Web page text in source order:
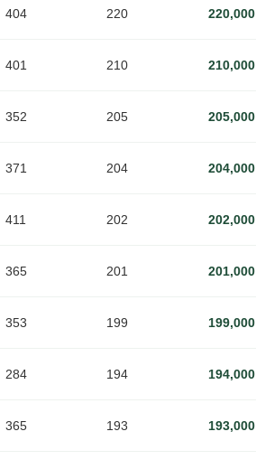
404 220 220,000
401 210 210,000
352 205 205,000
371 204 204,000
411 202 202,000
365 201 201,000
353 199 199,000
284 194 194,000
365 193 193,000